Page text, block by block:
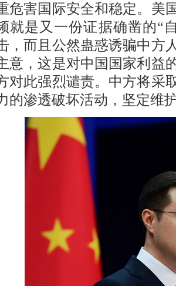
危害国际安全和稳定。美
就是又一份证据确凿的“
，而且公然蛊惑诱骗中方
意，这是对中国国家利益
对此强烈谴责。中方将采
的渗透破坏活动，坚定维